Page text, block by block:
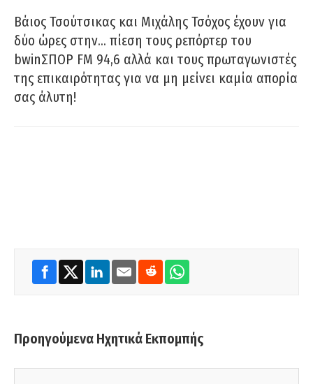
Βάιος Τσούτσικας και Μιχάλης Τσόχος έχουν για
δύο ώρες στην… πίεση τους ρεπόρτερ του
bwinΣΠΟΡ FM 94,6 αλλά και τους πρωταγωνιστές
της επικαιρότητας για να μη μείνει καμία απορία
σας άλυτη!
Προηγούμενα Ηχητικά Εκπομπής